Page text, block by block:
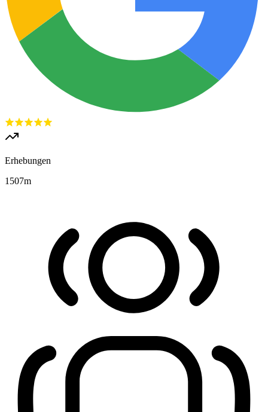
Erhebungen
1507m